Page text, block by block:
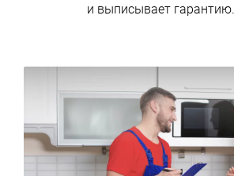
и выписывает гарантию.